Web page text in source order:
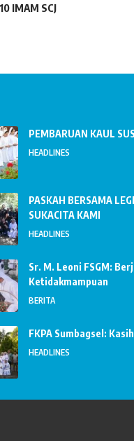
IMAM SCJ
PEMBARUAN KAUL
HEADLINES
PASKAH BERSAMA
SUKACITA KAMI
HEADLINES
Sr. M. Leoni FSGM:
Ketidakmampuan
BERITA
FKPA Sumbagsel:
HEADLINES